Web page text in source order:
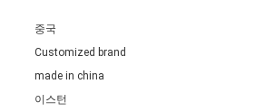
중국
Customized brand
made in china
이스턴